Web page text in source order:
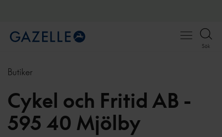
Open
Sök
Butiker
Cykel och Fritid AB -
595 40 Mjölby